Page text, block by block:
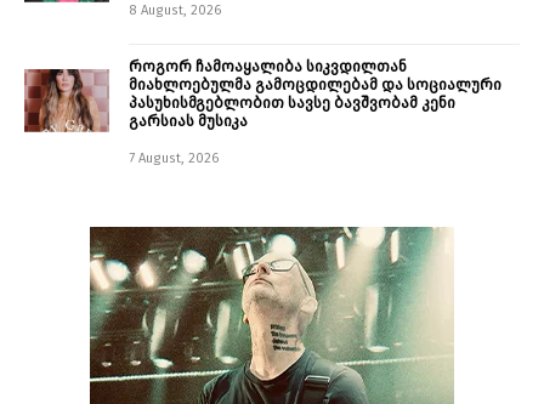
8 August, 2026
როგორ ჩამოაყალიბა სიკვდილთან
მიახლოებულმა გამოცდილებამ და სოციალური
პასუხისმგებლობით სავსე ბავშვობამ კენი
გარსიას მუსიკა
7 August, 2026